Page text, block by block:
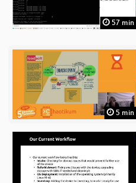
57 min
5 min